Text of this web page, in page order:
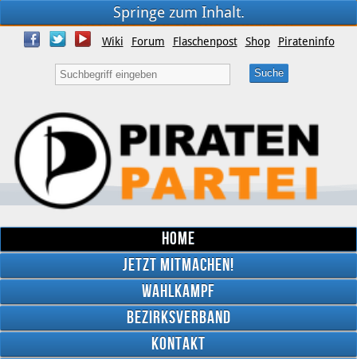
Springe zum Inhalt.
Wiki Forum Flaschenpost Shop Pirateninfo
Home
Jetzt mitmachen!
Wahlkampf
Bezirksverband
Kontakt